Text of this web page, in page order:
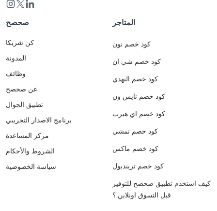
صحصح
كن شريكا
المدونة
وظائف
عن صحصح
تطبيق الجوال
برنامج الاصدار التجريبي
مركز المساعدة
الشروط والأحكام
سياسة الخصوصية
المتاجر
كود خصم نون
كود خصم شي ان
كود خصم النهدي
كود خصم نايس ون
كود خصم اي هيرب
كود خصم نمشي
كود خصم ماكس
كود خصم ترينديول
كيف استخدم تطبيق صحصح للتوفير
قبل التسوق اونلاين ؟